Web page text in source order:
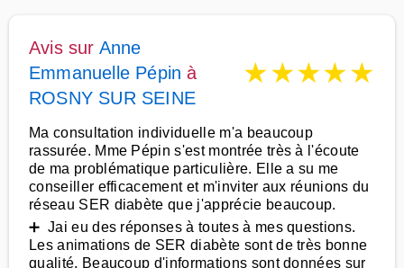
Avis sur Anne
Emmanuelle Pépin à
ROSNY SUR SEINE
★★★★★
Ma consultation individuelle m'a beaucoup
rassurée. Mme Pépin s'est montrée très à l'écoute
de ma problématique particulière. Elle a su me
conseiller efficacement et m'inviter aux réunions du
réseau SER diabète que j'apprécie beaucoup.
➕ Jai eu des réponses à toutes à mes questions.
Les animations de SER diabète sont de très bonne
qualité. Beaucoup d'informations sont données sur